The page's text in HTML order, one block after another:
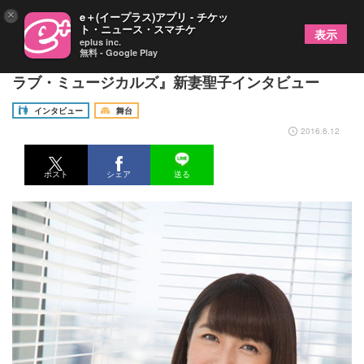
最強の来日キャストと共に歌うコンサート『アイ・
ラブ・ミュージカルズ』新妻聖子インタビュー
インタビュー
舞台
2016.6.12
ポスト シェア 送る
× e＋(イープラス)アプリ - チケッ
ト・ニュース・スマチケ
eplus inc.
無料 - Google Play
表示